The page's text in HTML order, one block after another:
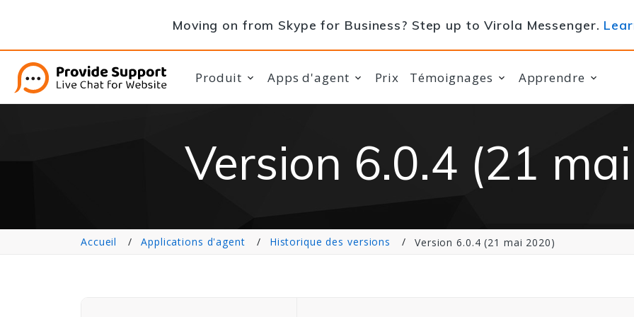
Moving on from Skype for Business? Step up to Virola Messenger.
Produit Apps d'agent Prix Témoignages Apprendre
Version 6.0.4 (21
Accueil Applications d'agent Historique des versions Version 6.0.4 (21 mai 2020)